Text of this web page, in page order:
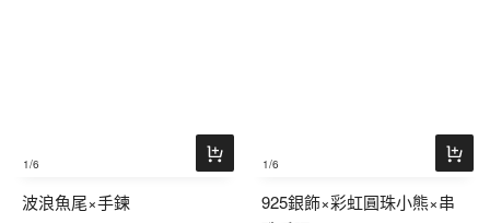
1/6
波浪魚尾×手鍊
1/6
925銀飾×彩虹圓珠小熊×串